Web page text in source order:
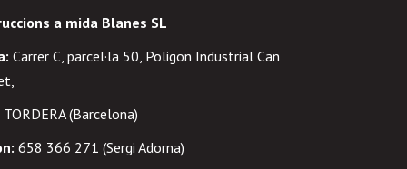
a mida Blanes SL
:Carrer C, parcel·la 50, Poligon Industrial Can
(Barcelona)
658 366 271 (Sergi Adorna)